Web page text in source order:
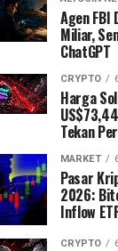
Agen FBI
Miliar,
ChatGPT
CRYPTO
Harga
Tekan
MARKET
Pasar
2026:
Inflow
CRYPTO